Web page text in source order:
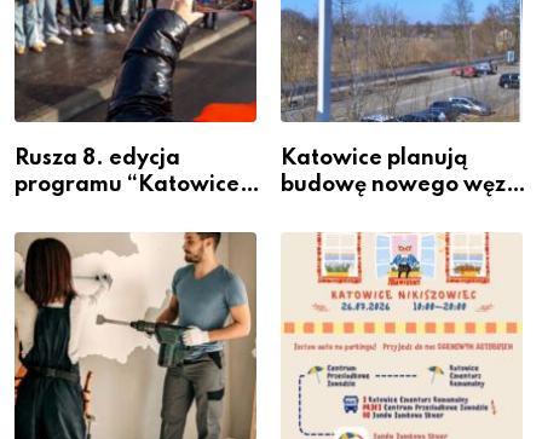
Rusza 8. edycja
programu “Katowice
– nabór dla
przedsiębiorców
Katowice planują
budowę nowego węzła
Podlesiu